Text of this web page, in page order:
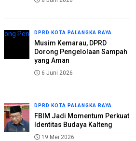
DPRD KOTA PALANGKA RAYA
Musim Kemarau, DPRD
Dorong Pengelolaan Sampah
yang Aman
6 Juni 2026
DPRD KOTA PALANGKA RAYA
FBIM Jadi Momentum Perkuat
Identitas Budaya Kalteng
19 Mei 2026